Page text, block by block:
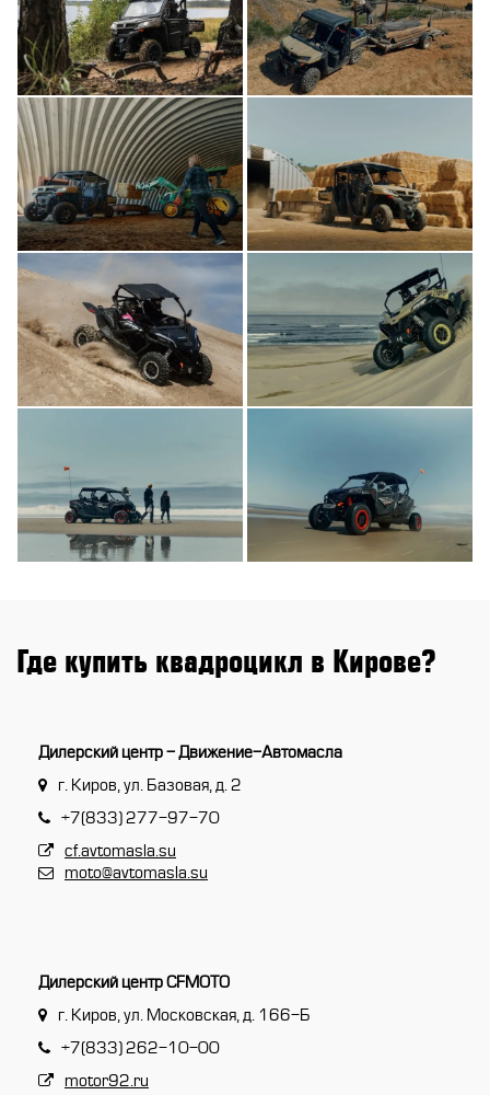
Где купить квадроцикл в Кирове?
Дилерский центр - Движение-Автомасла
г. Киров, ул. Базовая, д. 2
+7(833) 277-97-70
cf.avtomasla.su
moto@avtomasla.su
Дилерский центр CFMOTO
г. Киров, ул. Московская, д. 166-Б
+7(833) 262-10-00
motor92.ru